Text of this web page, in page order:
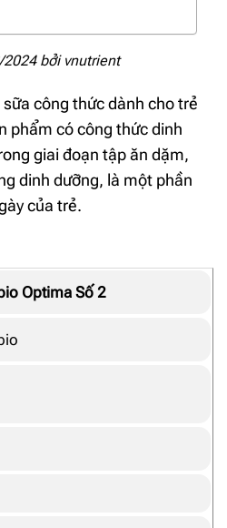
2024 bởi vnutrient
công thức dành cho trẻ
phẩm có công thức dinh
giai đoạn tập ăn dặm,
dinh dưỡng, là một phần
của trẻ.
Optima Số 2